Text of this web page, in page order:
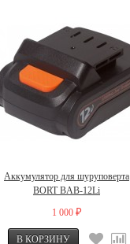
Аккумулятор для шуруповерта
BORT BAB-12Li
1 000 ₽